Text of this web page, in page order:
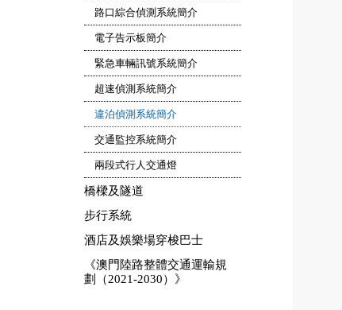
路口綜合偵測系統簡介
電子告示板簡介
緊急車輛訊號系統簡介
超速偵測系統簡介
違泊偵測系統簡介
交通監控系統簡介
兩段式行人交通燈
橋樑及隧道
步行系統
酒店及娛樂場穿梭巴士
《澳門陸路整體交通運輸規
劃（2021‐2030）》